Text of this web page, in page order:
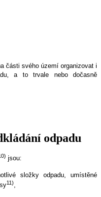
části svého území organizovat i
a to trvale nebo dočasně
odpadu
jsou:
složky odpadu, umístěné
11)